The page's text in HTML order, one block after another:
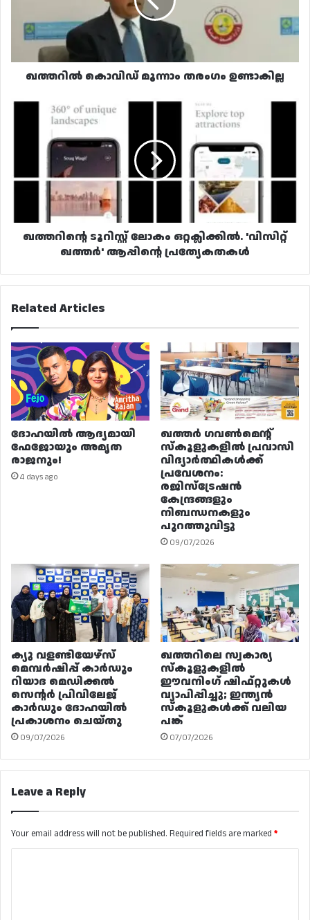
ഖത്തറിൽ കൊവിഡ് മൂന്നാം തരംഗം ഉണ്ടാകില്ല
ഖത്തറിന്റെ
ഒറ്റക്ലിക്കിൽ.
ഖത്തർ'
ആപ്പിന്റെ
പ്രത്യേകതകൾ
ഖത്തറിന്റെ ടൂറിസ്റ്റ് ലോകം ഒറ്റക്ലിക്കിൽ. 'വിസിറ്റ്
ഖത്തർ' ആപ്പിന്റെ പ്രത്യേകതകൾ
Related Articles
ദോഹയിൽ ആദ്യമായി
ഫേജോയും അമൃത
രാജനും!
4 days ago
ഖത്തർ ഗവൺമെന്റ്
സ്കൂളുകളിൽ പ്രവാസി
വിദ്യാർത്ഥികൾക്ക്
പ്രവേശനം:
രജിസ്ട്രേഷൻ
കേന്ദ്രങ്ങളും
നിബന്ധനകളും
പുറത്തുവിട്ടു
09/07/2026
ക്യു വളണ്ടിയേഴ്‌സ്
മെമ്പർഷിപ്പ് കാർഡും
റിയാദ മെഡിക്കൽ
സെന്റർ പ്രിവിലേജ്
കാർഡും ദോഹയിൽ
പ്രകാശനം ചെയ്തു
09/07/2026
ഖത്തറിലെ സ്വകാര്യ
സ്കൂളുകളിൽ
ഈവനിംഗ് ഷിഫ്റ്റുകൾ
വ്യാപിപ്പിച്ചു; ഇന്ത്യൻ
സ്കൂളുകൾക്ക് വലിയ
പങ്ക്
07/07/2026
Leave a Reply
Your email address will not be published. Required fields are marked *